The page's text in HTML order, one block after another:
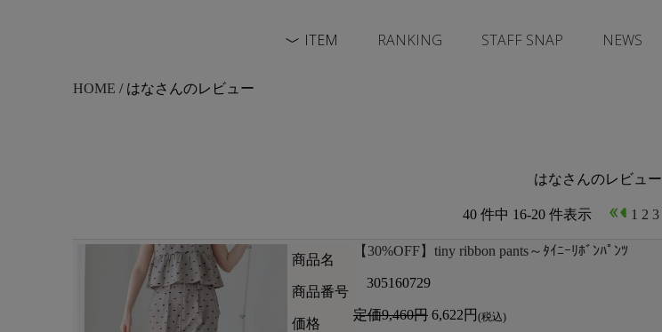
ITEM RANKING STAFF SNAP NEWS
HOME / はなさんのレビュー
はなさんのレビュー
40 件中 16-20 件表示 1 2 3
商品名
【30%OFF】tiny ribbon pants～ﾀｲﾆｰﾘﾎﾞﾝﾊﾟﾝﾂ
商品番号
305160729
価格
定価9,460円 6,622円 (税込)